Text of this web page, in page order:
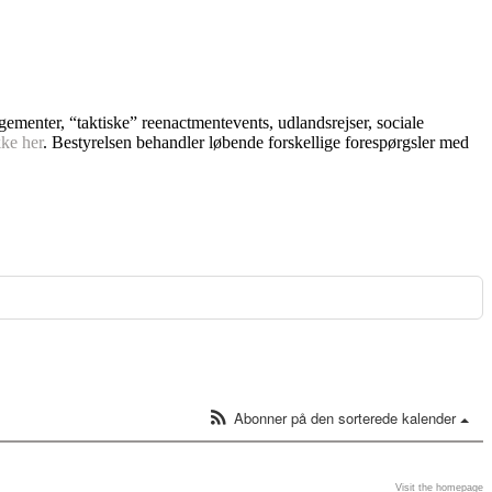
“taktiske” reenactmentevents, udlandsrejser, sociale
her. Bestyrelsen behandler løbende forskellige forespørgsler med
Abonner på den sorterede kalender
Visit the homepage